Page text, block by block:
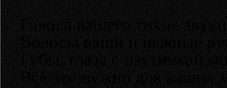
Голоса вашего тихие
Волосы ваши и нежные
Губы, глаза с паутинкой
Всё это нужно для ваших